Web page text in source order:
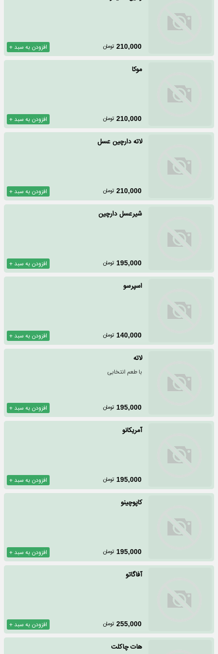
افزودن به سبد + 210,000 تومان
موکا
افزودن به سبد + 210,000 تومان
لاته دارچین عسل
افزودن به سبد + 210,000 تومان
شیرعسل دارچین
افزودن به سبد + 195,000 تومان
اسپرسو
افزودن به سبد + 140,000 تومان
لاته
با طعم انتخابی
افزودن به سبد + 195,000 تومان
آمریکانو
افزودن به سبد + 195,000 تومان
کاپوچینو
افزودن به سبد + 195,000 تومان
آفاگاتو
افزودن به سبد + 255,000 تومان
هات چاکلت